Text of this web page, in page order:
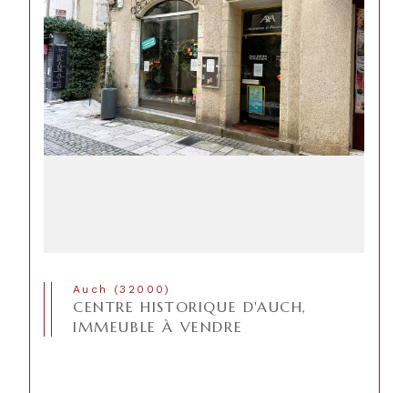
Auch (32000)
CENTRE HISTORIQUE D'AUCH,
IMMEUBLE À VENDRE